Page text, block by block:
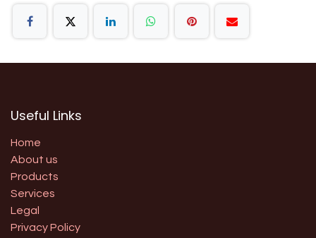
Useful Links
Home
About us
Products
Services
Legal
Privacy Policy